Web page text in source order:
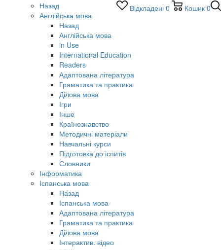
Відкладені 0 Кошик 0
Назад
Англійська мова
Назад
Англійська мова
in Use
International Education
Readers
Адаптована література
Граматика та практика
Ділова мова
Ігри
Інше
Країнознавство
Методичні матеріали
Навчальні курси
Підготовка до іспитів
Словники
Інформатика
Іспанська мова
Назад
Іспанська мова
Адаптована література
Граматика та практика
Ділова мова
Інтерактив. відео